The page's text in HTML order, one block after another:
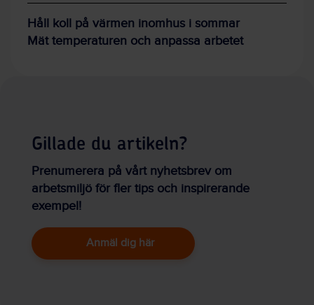
Håll koll på värmen inomhus i sommar
Mät temperaturen och anpassa arbetet
Gillade du artikeln?
Prenumerera på vårt nyhetsbrev om
arbetsmiljö för fler tips och inspirerande
exempel!
Anmäl dig här